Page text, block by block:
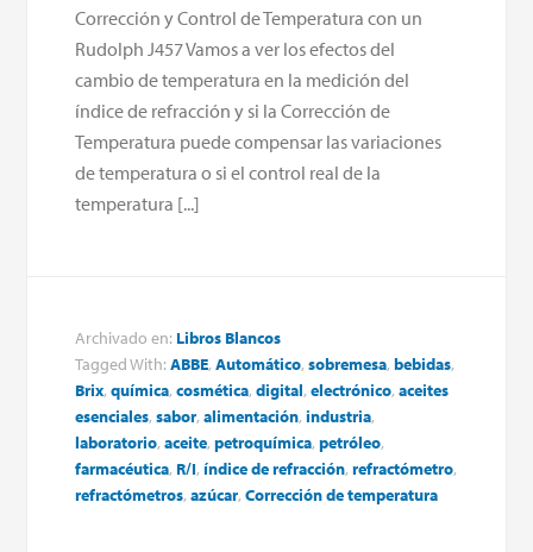
Corrección y Control de Temperatura con un
Rudolph J457 Vamos a ver los efectos del
cambio de temperatura en la medición del
índice de refracción y si la Corrección de
Temperatura puede compensar las variaciones
de temperatura o si el control real de la
temperatura [...]
Archivado en: Libros Blancos
Tagged With:ABBE,Automático,sobremesa,bebidas,
Brix,química,cosmética,digital,electrónico,aceites
esenciales,sabor,alimentación,industria,
laboratorio,aceite,petroquímica,petróleo,
farmacéutica, R/I,índice de refracción,refractómetro,
refractómetros,azúcar,Corrección de temperatura